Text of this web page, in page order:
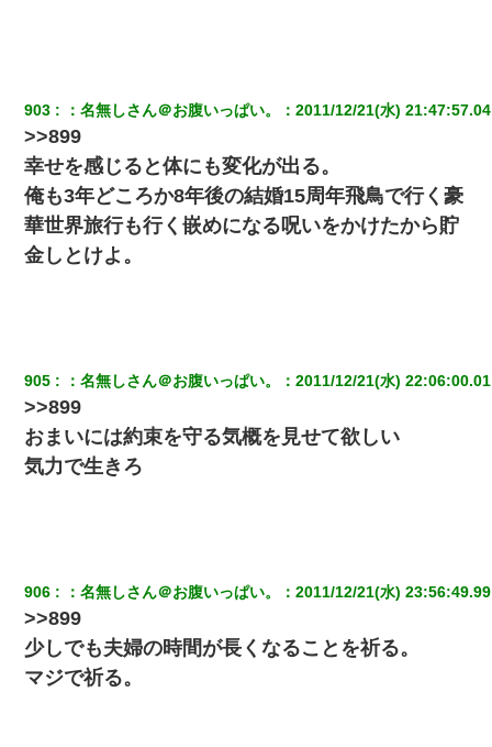
903 ：名無しさん＠お腹いっぱい。 ：2011/12/21(水) 21:47:57.04
>>899
幸せを感じると体にも変化が出る。
俺も3年どころか8年後の結婚15周年飛鳥で行く豪
華世界旅行も行く嵌めになる呪いをかけたから貯
金しとけよ。
905 ：名無しさん＠お腹いっぱい。 ：2011/12/21(水) 22:06:00.01
>>899
おまいには約束を守る気概を見せて欲しい
気力で生きろ
906 ：名無しさん＠お腹いっぱい。 ：2011/12/21(水) 23:56:49.99
>>899
少しでも夫婦の時間が長くなることを祈る。
マジで祈る。